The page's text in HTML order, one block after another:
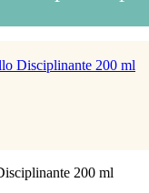
Disciplinante 200 ml